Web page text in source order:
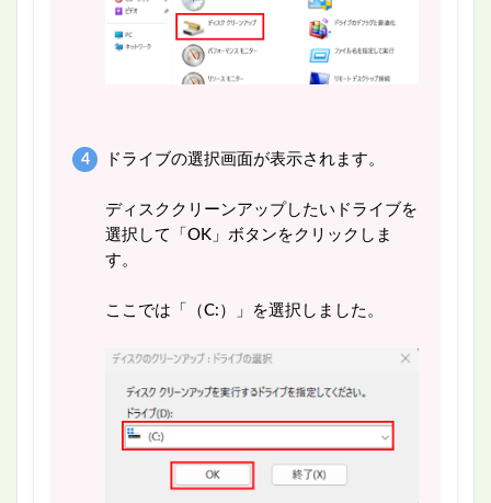
ドライブの選択画面が表示されます。
ディスククリーンアップしたいドライブを
選択して「OK」ボタンをクリックしま
す。
ここでは「（C:）」を選択しました。